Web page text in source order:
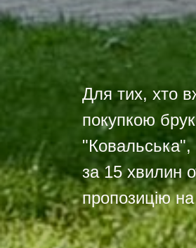
Для тих, хто
покупкою
за 15 хвилин
пропозицію